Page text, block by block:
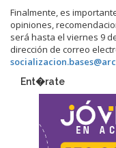
Finalmente, es
opiniones,
será hasta el viernes 9
dirección de correo
Ent�rate